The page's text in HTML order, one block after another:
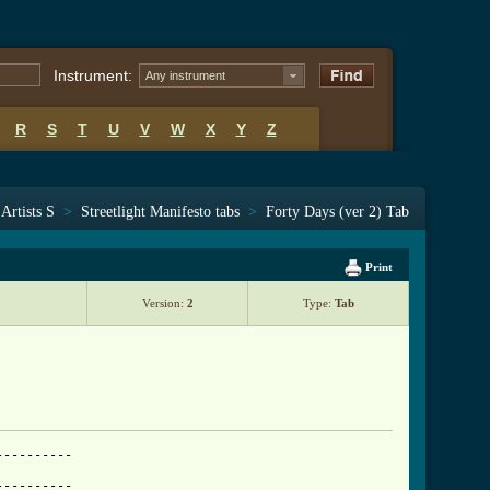
Instrument: Any instrument
R S T U V W X Y Z
Artists S > Streetlight Manifesto tabs > Forty Days (ver 2) Tab
Print
Version: 2 Type: Tab
1--|
D|--------------------------|---2-----------------------|--------------------------|
A|--3-----------2-----------|---3-----2-----0-----------|--3-----------2-----------|
E|--1-----------0-----------|---------------------3-----|--1-----------0-----------|

    1  +  2  +  3  +  4  +      1  +  2  +  3  +  4  +     1  +  2  +  3  +  4  +
e|--5-----------3-----------|------1--r--1-----0--r--0--|-----0-----0-----0-----3--|
B|--5-----------3-----------|------1--r--1-----0--r--0--|-----1-----1-----2-----3--|
G|--5-----------4-----------|------2--r--2-----1--r--1--|-----0-----0-----2-----4--|
D|--7-----------5-----------|---------------------------|--2-----------------------|
A|--7-----------5-----------|---3-----------2-----------|--3-----2-----0-----------|
E|--5-----------3-----------|---1-----------0-----------|--------------------3-----|

    1  +  2  +  3  +  4  +     1  +  2  +  3  +  4  +      1  +  2  +  3  +  4  +
e|-----1--r--1-----0--r--0--|-----55----55----55----55--|-----55----55----00----00--|
B|-----1--r--1-----0--r--0--|-----55----55----66----66--|-----55----55----00----00--|
G